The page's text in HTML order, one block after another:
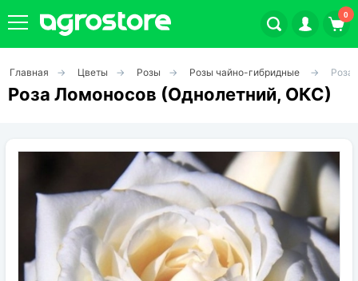
0
Плодовые кустарники
Декоративные растения
Цветы
Травы
Главная Цветы Розы Розы чайно-гибридные Роза
Роза Ломоносов (Однолетний, ОКС)